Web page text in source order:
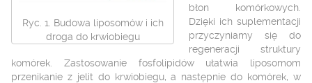
Ryc. 1. Budowa liposomów i ich
droga do krwiobiegu
błon komórkowych.
Dzięki ich suplementacji
przyczyniamy się do
regeneracji struktury
komórek. Zastosowanie fosfolipidów ułatwia liposomom
przenikanie z jelit do krwiobiegu, a następnie do komórek, w